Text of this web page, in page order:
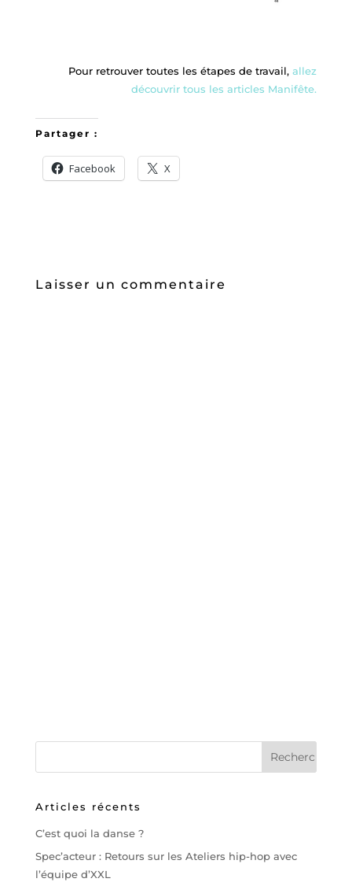
Pour retrouver toutes les étapes de travail,allez
découvrir tous les articles Manifête.
Partager :
Facebook X
Laisser un commentaire
Articles récents
C’est quoi la danse ?
Spec’acteur : Retours sur les Ateliers hip-hop avec
l’équipe d’XXL